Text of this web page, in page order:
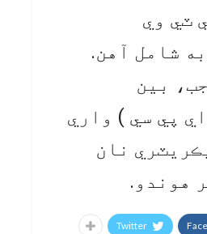
ٽي وي
شامل آهن.
بين
پي سي ) واري
نان
هوندو.
Twitter